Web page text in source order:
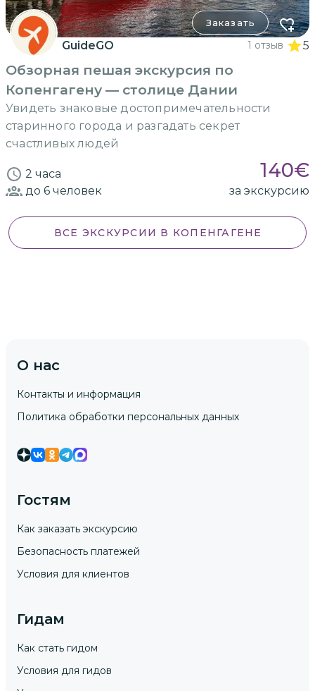
Заказать
GuideGO 1 отзыв 5
Обзорная пешая экскурсия по
Копенгагену — столице Дании
Увидеть знаковые достопримечательности
старинного города и разгадать секрет
счастливых людей
2 часа 140€
до 6 человек за экскурсию
ВСЕ ЭКСКУРСИИ В КОПЕНГАГЕНЕ
О нас
Контакты и информация
Политика обработки персональных данных
Гостям
Как заказать экскурсию
Безопасность платежей
Условия для клиентов
Гидам
Как стать гидом
Условия для гидов